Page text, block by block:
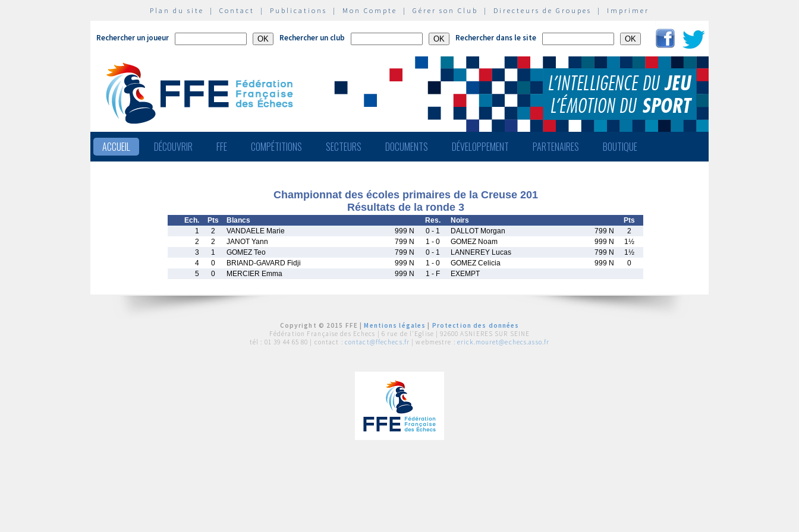
Plan du site | Contact | Publications | Mon Compte | Gérer son Club | Directeurs de Groupes | Imprimer
Rechercher un joueur Rechercher un club Rechercher dans le site
ACCUEIL DÉCOUVRIR FFE COMPÉTITIONS SECTEURS DOCUMENTS DÉVELOPPEMENT PARTENAIRES BOUTIQUE
Championnat des écoles primaires de la Creuse 201
Résultats de la ronde 3
Ech. Pts Blancs Res. Noirs
Pts
1
2 VANDAELE Marie 999 N 0 - 1 DALLOT Morgan 799 N
2
2
2 JANOT Yann 799 N 1 - 0 GOMEZ Noam 999 N
1½
3
1 GOMEZ Teo 799 N 0 - 1 LANNEREY Lucas 799 N
1½
4
0 BRIAND-GAVARD Fidji 999 N 1 - 0 GOMEZ Celicia 999 N
0
5
0 MERCIER Emma 999 N 1 - F EXEMPT
Copyright © 2015 FFE |Mentions légales
Protection des données
Fédération Française des Echecs | 6 rue de l'Eglise | 92600 ASNIERES SUR SEINE
tél : 01 39 44 65 80 | contact : contact@ffechecs.fr | webmestre : erick.mouret@echecs.asso.fr